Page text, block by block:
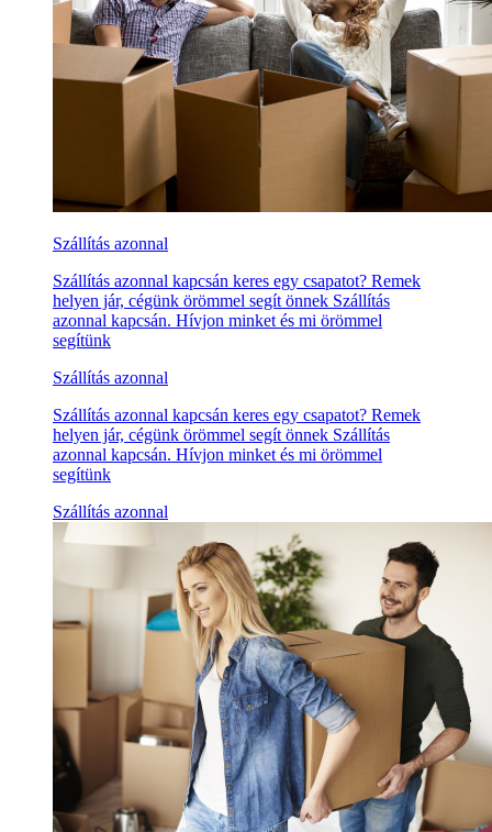
Szállítás azonnal
Szállítás azonnal kapcsán keres egy csapatot? Remek
helyen jár, cégünk örömmel segít önnek Szállítás
azonnal kapcsán. Hívjon minket és mi örömmel
segítünk
Szállítás azonnal
Szállítás azonnal kapcsán keres egy csapatot? Remek
helyen jár, cégünk örömmel segít önnek Szállítás
azonnal kapcsán. Hívjon minket és mi örömmel
segítünk
Szállítás azonnal